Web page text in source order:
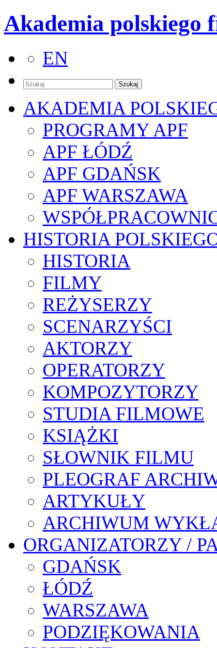
Akademia polskiego
EN
AKADEMIA
PROGRAMY APF
APF ŁÓDŹ
APF GDAŃSK
APF WARSZAWA
HISTORIA
HISTORIA
FILMY
REŻYSERZY
SCENARZYŚCI
AKTORZY
OPERATORZY
KOMPOZYTORZY
STUDIA FILMOWE
KSIĄŻKI
SŁOWNIK FILMU
PLEOGRAF
ARTYKUŁY
ARCHIWUM
ORGANIZATORZY /
GDAŃSK
ŁÓDŹ
WARSZAWA
PODZIĘKOWANIA